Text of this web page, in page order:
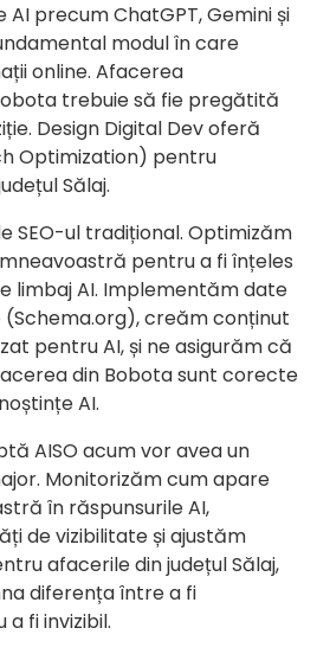
precum ChatGPT, Gemini și
modul în care
online. Afacerea
trebuie să fie pregătită
Design Digital Dev oferă
Optimization) pentru
Sălaj.
SEO-ul tradițional. Optimizăm
pentru a fi înțeles
limbaj AI. Implementăm date
creăm conținut
pentru AI, și ne asigurăm că
din Bobota sunt corecte
AI.
AISO acum vor avea un
Monitorizăm cum apare
în răspunsurile AI,
de vizibilitate și ajustăm
afacerile din județul Sălaj,
diferența între a fi
fi invizibil.